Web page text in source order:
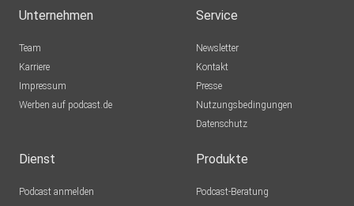
Unternehmen
Team
Karriere
Impressum
Werben auf podcast.de
Service
Newsletter
Kontakt
Presse
Nutzungsbedingungen
Datenschutz
Dienst
Podcast anmelden
Produkte
Podcast-Beratung